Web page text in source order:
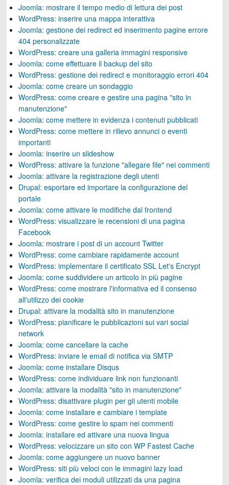
Joomla: mostrare il tempo medio di lettura dei post
WordPress: inserire una mappa interattiva
Joomla: gestione dei redirect ed inserimento pagine errore
404 personalizzate
WordPress: creare una galleria immagini responsive
Joomla: come effettuare il backup del sito
WordPress: gestione dei redirect e monitoraggio errori 404
Joomla: come creare un sondaggio
WordPress: come creare e gestire una pagina "sito in
manutenzione"
Joomla: come mettere in evidenza i contenuti pubblicati
WordPress: come mettere in rilievo annunci o eventi
importanti
Joomla: inserire un slideshow
WordPress: attivare la funzione "allegare file" nei commenti
Joomla: attivare la registrazione degli utenti
Drupal: esportare ed importare la configurazione del
portale
Joomla: come attivare le modifiche dal frontend
WordPress: visualizzare le recensioni di una pagina
Facebook
Joomla: mostrare i post di un account Twitter
WordPress: come cambiare rapidamente account
WordPress: implementare il certificato SSL Let's Encrypt
Joomla: come suddividere un articolo in più pagine
WordPress: come mostrare l'informativa ed il consenso
all'utilizzo dei cookie
Drupal: attivare la modalità sito in manutenzione
WordPress: pianificare le pubblicazioni sui vari social
network
Joomla: come cancellare la cache
WordPress: inviare le email di notifica via SMTP
Joomla: come installare Disqus
WordPress: come individuare link non funzionanti
Joomla: attivare la modalità "sito in manutenzione"
WordPress: disattivare plugin per gli utenti mobile
Joomla: come installare e cambiare i template
WordPress: come gestire lo spam nei commenti
Joomla: installare ed attivare una nuova lingua
WordPress: velocizzare un sito con WP Fastest Cache
Joomla: come aggiungere un nuovo banner
WordPress: siti più veloci con le immagini lazy load
Joomla: verifica dei moduli utilizzati da una pagina